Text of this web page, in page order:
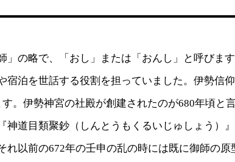
」の略で、「おし」または「おんし」と呼びま
宿泊を世話する役割を担っていました。伊勢信
。伊勢神宮の社殿が創建されたのが680年頃と
神道目類聚鈔（しんとうもくるいじゅしょう）
れ以前の672年の壬申の乱の時には既に御師の原